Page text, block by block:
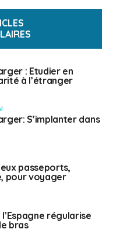
de leur îlot afin de
de ces
en mesure de les
et des
français
personnel sur le
ces informations
à l’aide du
sont-ils
: Etudier en
à l’étranger
S’implanter dans
passeports,
pour voyager
régularise
bras